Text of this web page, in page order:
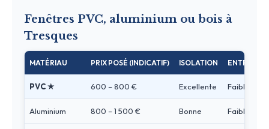
Fenêtres PVC, aluminium ou bois à
Tresques
MATÉRIAU PRIX POSÉ (INDICATIF) ISOLATION ENTRETIEN
PVC ★ 600 – 800 € Excellente Faible
Aluminium 800 – 1 500 € Bonne Faible